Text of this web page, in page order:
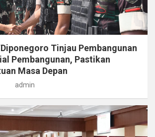
Tinjau Pembangunan
Pembangunan, Pastikan
Masa Depan
admin